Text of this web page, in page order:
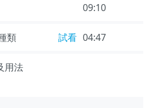
09:10
類 試看 04:47
關工具及用法